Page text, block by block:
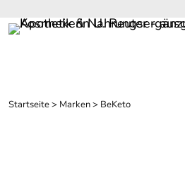
Startseite> Marken> BeKeto